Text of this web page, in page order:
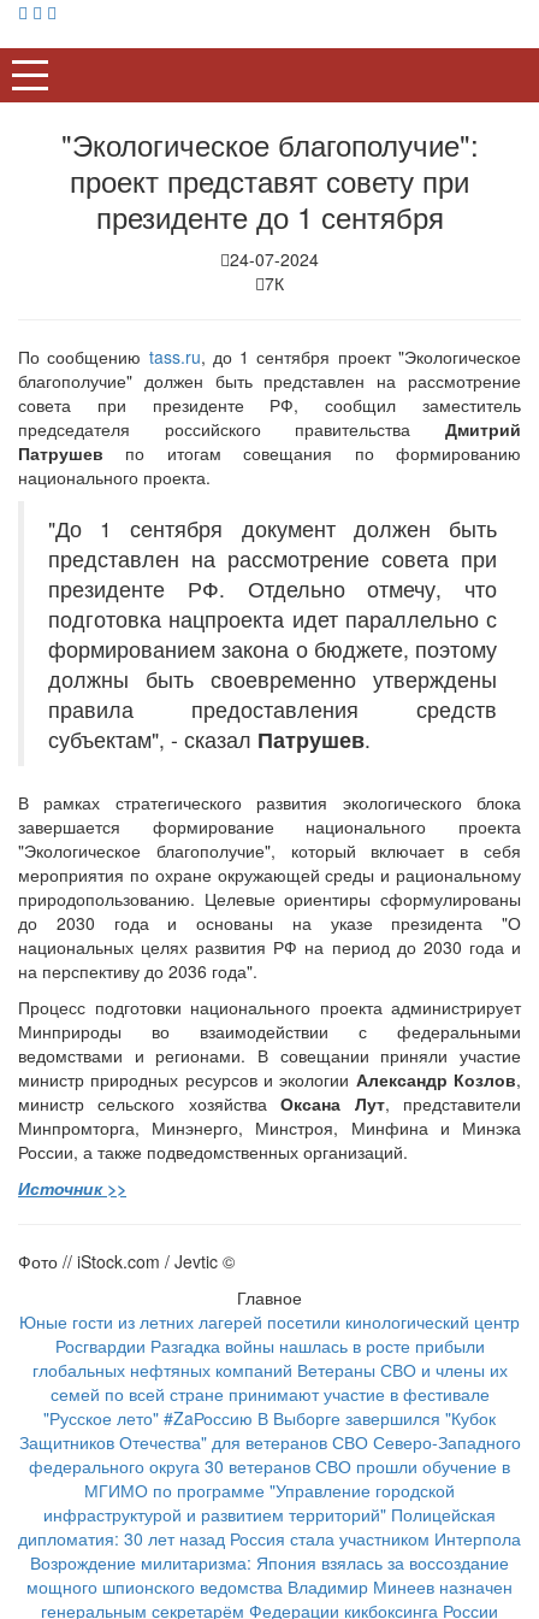
"Экологическое благополучие":
проект представят совету при
президенте до 1 сентября
24-07-2024
7К
По сообщению tass.ru, до 1 сентября проект "Экологическое
благополучие" должен быть представлен на рассмотрение
совета при президенте РФ, сообщил заместитель
председателя российского правительства Дмитрий
Патрушев по итогам совещания по формированию
национального проекта.
"До 1 сентября документ должен быть
представлен на рассмотрение совета при
президенте РФ. Отдельно отмечу, что
подготовка нацпроекта идет параллельно с
формированием закона о бюджете, поэтому
должны быть своевременно утверждены
правила предоставления средств
субъектам", - сказал Патрушев.
В рамках стратегического развития экологического блока
завершается формирование национального проекта
"Экологическое благополучие", который включает в себя
мероприятия по охране окружающей среды и рациональному
природопользованию. Целевые ориентиры сформулированы
до 2030 года и основаны на указе президента "О
национальных целях развития РФ на период до 2030 года и
на перспективу до 2036 года".
Процесс подготовки национального проекта администрирует
Минприроды во взаимодействии с федеральными
ведомствами и регионами. В совещании приняли участие
министр природных ресурсов и экологии Александр Козлов,
министр сельского хозяйстваОксана Лут, представители
Минпромторга, Минэнерго, Минстроя, Минфина и Минэка
России, а также подведомственных организаций.
Источник >>
Фото // iStock.com / Jevtic ©
Главное
Юные гости из летних лагерей посетили кинологический центр
Росгвардии Разгадка войны нашлась в росте прибыли
глобальных нефтяных компаний Ветераны СВО и члены их
семей по всей стране принимают участие в фестивале
"Русское лето" #ZaРоссию В Выборге завершился "Кубок
Защитников Отечества" для ветеранов СВО Северо-Западного
федерального округа 30 ветеранов СВО прошли обучение в
МГИМО по программе "Управление городской
инфраструктурой и развитием территорий" Полицейская
дипломатия: 30 лет назад Россия стала участником Интерпола
Возрождение милитаризма: Япония взялась за воссоздание
мощного шпионского ведомства Владимир Минеев назначен
генеральным секретарём Федерации кикбоксинга России